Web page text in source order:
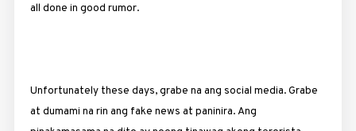
all done in good rumor.
Unfortunately these days, grabe na ang social media. Grabe
at dumami na rin ang fake news at paninira. Ang